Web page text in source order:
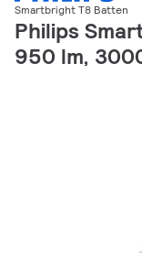
Smartbright T8 Batten
Philips
950 lm,